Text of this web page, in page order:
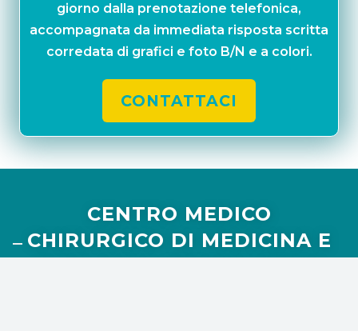
giorno dalla prenotazione telefonica,
accompagnata da immediata risposta scritta
corredata di grafici e foto B/N e a colori.
CONTATTACI
CENTRO MEDICO
CHIRURGICO DI MEDICINA E